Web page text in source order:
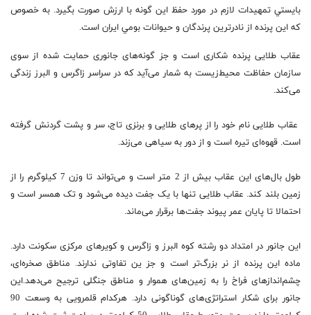
بايستي تمهيدات لازم در مورد حفظ اين گونه با ارزش صورت بگيرد. به خصوص
كه اين پرنده از نادرترين پرندگان و حيوانات بومي ايران است.
عقاب طلایی پرنده شکاری است و جز گونه‌های جانوری حمایت شده از سوی
سازمان حفاظت محیط‌زیست به شمار می‌‌آید که در سراسر زاگرس و البرز زندگی
می‌کند.
عقاب طلایی نام خود را از پرهای طلایی و برنزی تاج، سر و پشت گردنش گرفته
است. قهوه‌ای تیره است و از دور به سیاهی می‌زند.
طول بال‌های این عقاب بیش از 2 متر است و می‌تواند تا وزن 7 کیلوگرم را از
زمین بلند کند. عقاب طلایی تنها با یک جفت دیده می‌شود و تک همسر است و
احتمالا تا پایان عمر پیوند جفت‌ها برقرار می‌ماند.
این جانور در امتداد دو رشته کوه‌ البرز و زاگرس و کویرهای مرکزی سکونت دارد.
ماده این پرنده از نر بزرگ‌تر است و جز ین تفاوتی ندارند. مناطق صخره‌ای،
چشم‌اندازهای فراخ را به زمین‌های هموار و مناطق جنگلی ترجیح می‌دهد.این
جانور برای شکار استراتژی‌های گوناگونی دارد. هرکدام قلمرویی به وسعت 90